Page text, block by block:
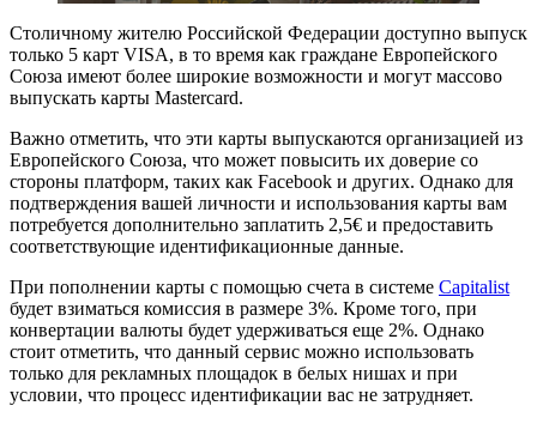
Столичному жителю Российской Федерации доступно выпуск
только 5 карт VISA, в то время как граждане Европейского
Союза имеют более широкие возможности и могут массово
выпускать карты Mastercard.
Важно отметить, что эти карты выпускаются организацией из
Европейского Союза, что может повысить их доверие со
стороны платформ, таких как Facebook и других. Однако для
подтверждения вашей личности и использования карты вам
потребуется дополнительно заплатить 2,5€ и предоставить
соответствующие идентификационные данные.
При пополнении карты с помощью счета в системе Capitalist
будет взиматься комиссия в размере 3%. Кроме того, при
конвертации валюты будет удерживаться еще 2%. Однако
стоит отметить, что данный сервис можно использовать
только для рекламных площадок в белых нишах и при
условии, что процесс идентификации вас не затрудняет.